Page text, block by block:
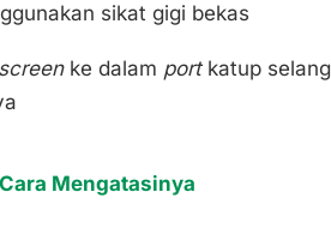
sikat gigi bekas
ke dalam portkatup selang
Mengatasinya